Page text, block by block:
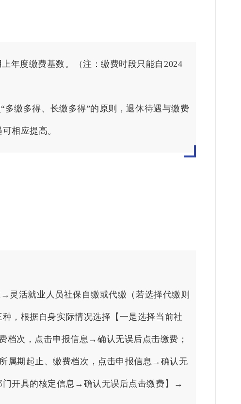
年度缴费基数。（注：缴费时段只能自2024
缴多得、长缴多得”的原则，退休待遇与缴费
相应提高。
活就业人员社保自缴或代缴（若选择代缴则
，根据自身实际情况选择【一是选择当前社
档次，点击申报信息→确认无误后点击缴费；
属期起止、缴费档次，点击申报信息→确认无
开具的核定信息→确认无误后点击缴费 】 →